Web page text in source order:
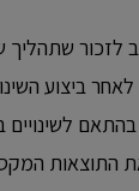
לזכור שתהליך
לאחר ביצוע
התוצאות